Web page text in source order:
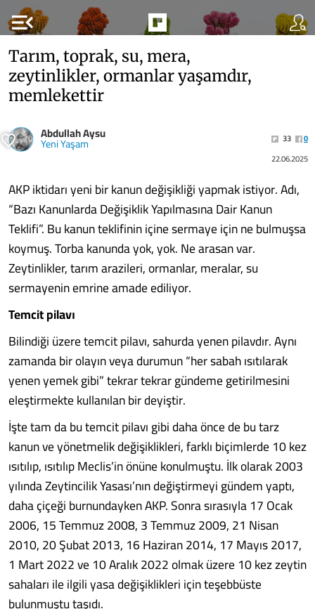
menu_open
Tarım, toprak, su, mera,
zeytinlikler, ormanlar yaşamdır,
memlekettir
Abdullah Aysu
Yeni Yaşam 33
0
22.06.2025
AKP iktidarı yeni bir kanun değişikliği yapmak istiyor. Adı,
“Bazı Kanunlarda Değişiklik Yapılmasına Dair Kanun
Teklifi”. Bu kanun teklifinin içine sermaye için ne bulmuşsa
koymuş. Torba kanunda yok, yok. Ne arasan var.
Zeytinlikler, tarım arazileri, ormanlar, meralar, su
sermayenin emrine amade ediliyor.
Temcit pilavı
Bilindiği üzere temcit pilavı, sahurda yenen pilavdır. Aynı
zamanda bir olayın veya durumun “her sabah ısıtılarak
yenen yemek gibi” tekrar tekrar gündeme getirilmesini
eleştirmekte kullanılan bir deyiştir.
İşte tam da bu temcit pilavı gibi daha önce de bu tarz
kanun ve yönetmelik değişiklikleri, farklı biçimlerde 10 kez
ısıtılıp, ısıtılıp Meclis’in önüne konulmuştu. İlk olarak 2003
yılında Zeytincilik Yasası’nın değiştirmeyi gündem yaptı,
daha çiçeği burnundayken AKP. Sonra sırasıyla 17 Ocak
2006, 15 Temmuz 2008, 3 Temmuz 2009, 21 Nisan
2010, 20 Şubat 2013, 16 Haziran 2014, 17 Mayıs 2017,
1 Mart 2022 ve 10 Aralık 2022 olmak üzere 10 kez zeytin
sahaları ile ilgili yasa değişiklikleri için teşebbüste
bulunmuştu taşıdı.